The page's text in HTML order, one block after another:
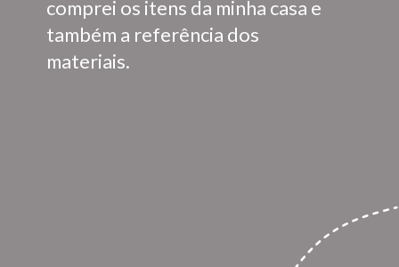
comprei os itens da minha casa e
também a referência dos
materiais.